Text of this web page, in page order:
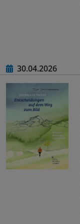
30.04.2026